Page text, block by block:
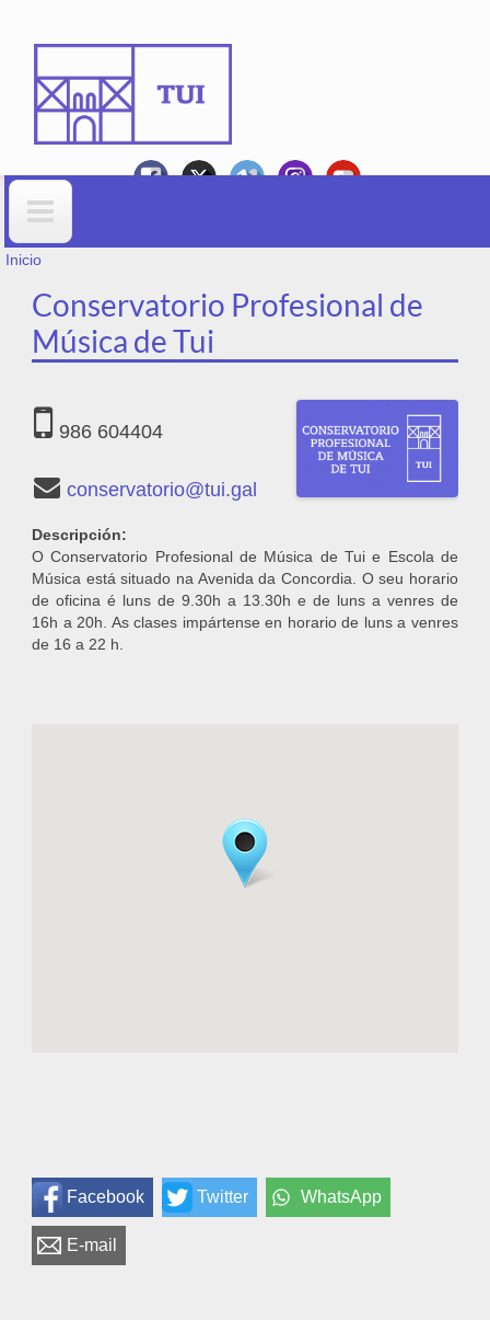
Formulario de busca
VOSTEDE ESTÁ AQUÍ
Inicio
Conservatorio Profesional de
Música de Tui
986 604404
conservatorio@tui.gal
Descripción:
O Conservatorio Profesional de Música de Tui e Escola de
Música está situado na Avenida da Concordia. O seu horario
de oficina é luns de 9.30h a 13.30h e de luns a venres de
16h a 20h. As clases impártense en horario de luns a venres
de 16 a 22 h.
Facebook Twitter WhatsApp
E-mail